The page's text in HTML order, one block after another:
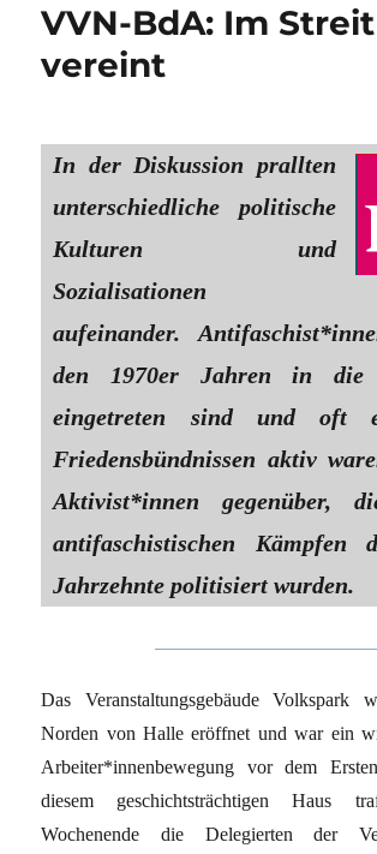
VVN-BdA: Im Streit
vereint
In der Diskussion prallten
unterschiedliche politische
Kulturen und
Sozialisationen
aufeinander.
den 1970er Jahren in die
eingetreten sind und oft
Friedensbündnissen aktiv
Aktivist*innen gegenüber,
antifaschistischen Kämpfen
Jahrzehnte politisiert wurden.
Das Veranstaltungsgebäude Volkspark
Norden von Halle eröffnet und war ein
Arbeiter*innenbewegung vor dem
diesem geschichtsträchtigen Haus
Wochenende die Delegierten der